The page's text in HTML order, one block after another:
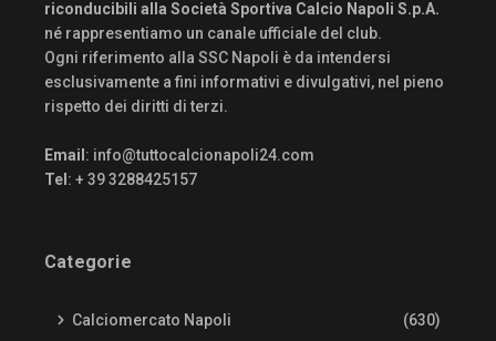
riconducibili alla Società Sportiva Calcio Napoli S.p.A.
né rappresentiamo un canale ufficiale del club.
Ogni riferimento alla SSC Napoli è da intendersi
esclusivamente a fini informativi e divulgativi, nel pieno
rispetto dei diritti di terzi.
Email: info@tuttocalcionapoli24.com
Tel: + 39 3288425157
Categorie
Calciomercato Napoli (630)